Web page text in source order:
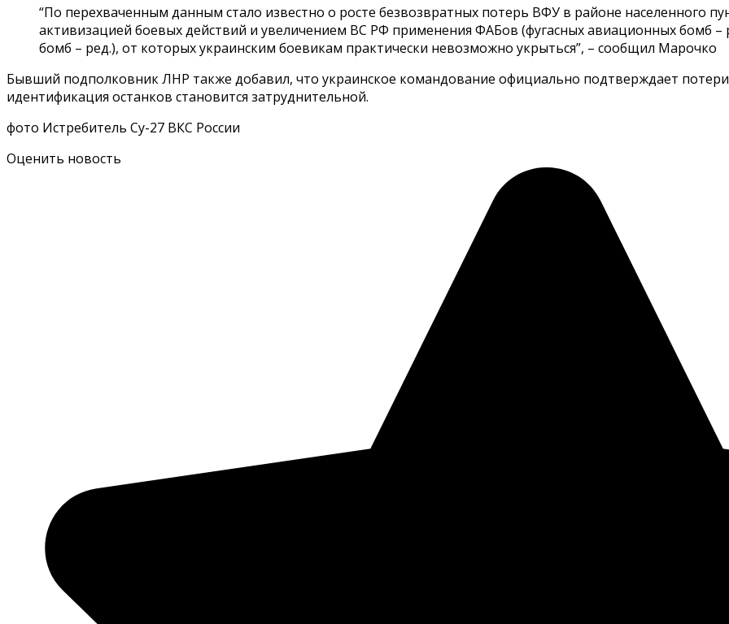
“По перехваченным данным стало известно о росте безвозвратных потерь ВФУ в районе населенного
активизацией боевых действий и увеличением ВС РФ применения ФАБов (фугасных авиационных бомб
бомб – ред.), от которых украинским боевикам практически невозможно укрыться”, – сообщил Марочко
Бывший подполковник ЛНР также добавил, что украинское командование официально подтверждает
идентификация останков становится затруднительной.
фото Истребитель Су-27 ВКС России
Оценить новость